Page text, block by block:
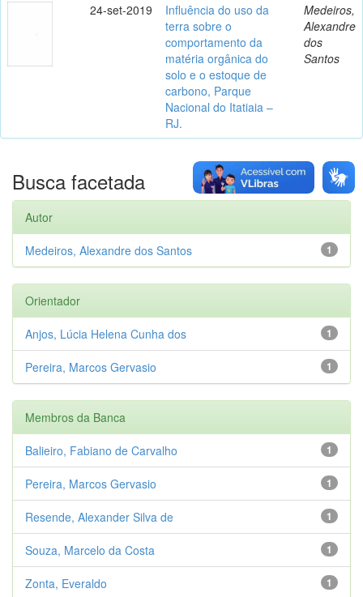
24-set-2019
Influência do uso da
terra sobre o
comportamento da
matéria orgânica do
solo e o estoque de
carbono, Parque
Nacional do Itatiaia –
RJ.
Medeiros,
Alexandre
dos
Santos
Busca facetada
Autor
1
Medeiros, Alexandre dos Santos
Orientador
1
Anjos, Lúcia Helena Cunha dos
1
Pereira, Marcos Gervasio
Membros da Banca
1
Balieiro, Fabiano de Carvalho
1
Pereira, Marcos Gervasio
1
Resende, Alexander Silva de
1
Souza, Marcelo da Costa
1
Zonta, Everaldo